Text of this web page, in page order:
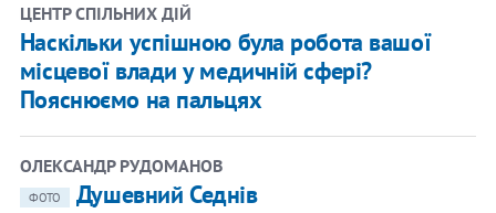
ЦЕНТР СПІЛЬНИХ ДІЙ
Наскільки успішною була робота вашої
місцевої влади у медичній сфері?
Пояснюємо на пальцях
ОЛЕКСАНДР РУДОМАНОВ
ФОТО Душевний Седнів